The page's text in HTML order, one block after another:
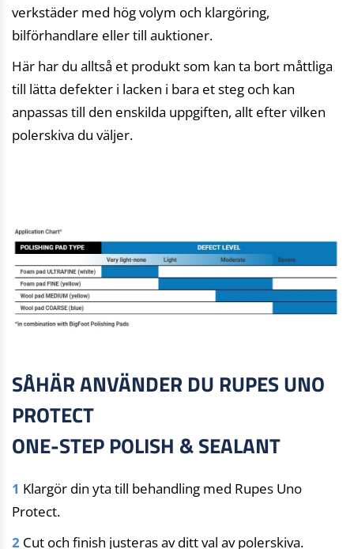
verkstäder med hög volym och klargöring,
bilförhandlare eller till auktioner.
Här har du alltså et produkt som kan ta bort måttliga
till lätta defekter i lacken i bara et steg och kan
anpassas till den enskilda uppgiften, allt efter vilken
polerskiva du väljer.
SÅHÄR ANVÄNDER DU RUPES UNO
PROTECT
ONE-STEP POLISH & SEALANT
1 Klargör din yta till behandling med Rupes Uno
Protect.
2 Cut och finish justeras av ditt val av polerskiva.